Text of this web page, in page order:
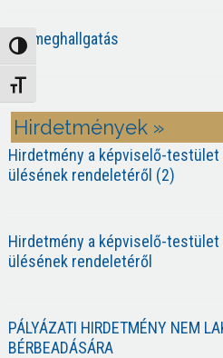
Nagy kontraszt váltása
Betűméret váltása
Közmeghallgatás
Hirdetmények »
Hirdetmény a képviselő-
ülésének rendeletéről (2)
Hirdetmény a képviselő-
ülésének rendeletéről
PÁLYÁZATI HIRDETMÉNY NEM
BÉRBEADÁSÁRA